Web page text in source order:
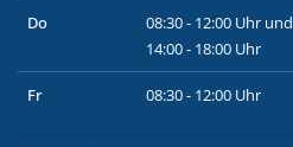
Do
08:30 - 12:00 Uhr und
14:00 - 18:00 Uhr
Fr 08:30 - 12:00 Uhr